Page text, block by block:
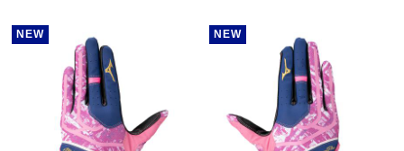
トレーニング
野球
NEW NEW